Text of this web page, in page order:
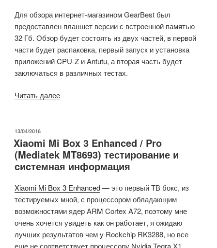
Для обзора интернет-магазином GearBest был
предоставлен планшет версии с встроенной памятью
32 Гб. Обзор будет состоять из двух частей, в первой
части будет распаковка, первый запуск и установка
приложений CPU-Z и Antutu, а вторая часть будет
заключаться в различных тестах.
Читать далее«Обзор
V18
Pro
(Allwinner
–
часть
1:
Распаковка,
первый
ОПУБЛИКОВАНО
13/04/2016
Xiaomi Mi Box 3 Enhanced / Pro
(Mediatek MT8693) тестирование и
системная информация
Xiaomi Mi Box 3 Enhanced— это первый ТВ бокс, из
тестируемых мной, с процессором обладающим
возможностями ядер ARM Cortex A72, поэтому мне
очень хочется увидеть как он работает, я ожидаю
лучших результатов чем у Rockchip RK3288, но все
еще не соответствует процессору Nvidia Tegra X1